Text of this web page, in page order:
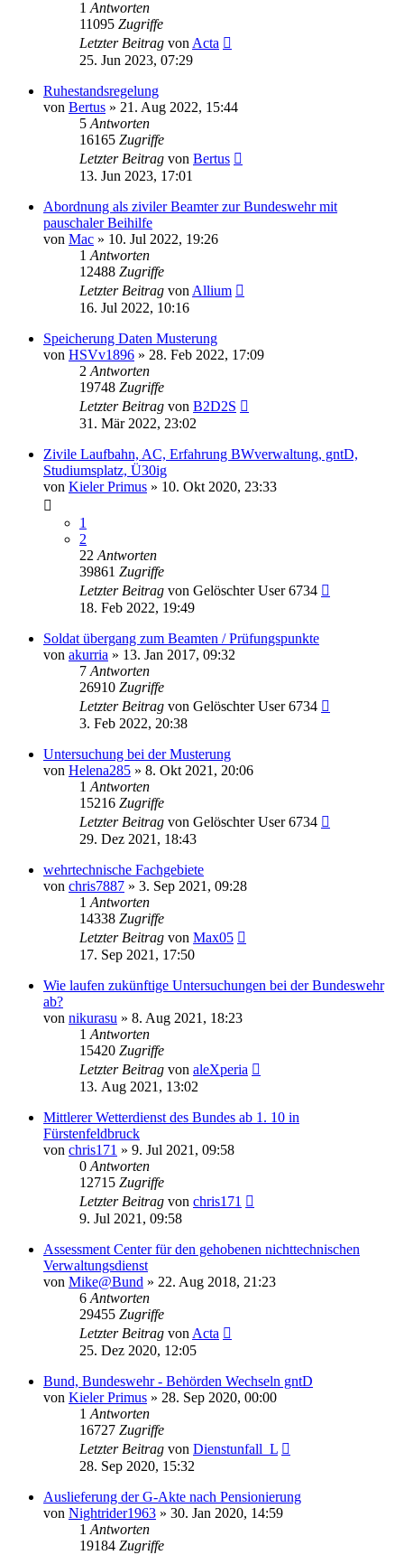
1 Antworten
11095 Zugriffe
Letzter Beitrag von Acta
25. Jun 2023, 07:29
Ruhestandsregelung
von Bertus » 21. Aug 2022, 15:44
5 Antworten
16165 Zugriffe
Letzter Beitrag von Bertus
13. Jun 2023, 17:01
Abordnung als ziviler Beamter zur Bundeswehr mit
pauschaler Beihilfe
von Mac » 10. Jul 2022, 19:26
1 Antworten
12488 Zugriffe
Letzter Beitrag von Allium
16. Jul 2022, 10:16
Speicherung Daten Musterung
von HSVv1896 » 28. Feb 2022, 17:09
2 Antworten
19748 Zugriffe
Letzter Beitrag von B2D2S
31. Mär 2022, 23:02
Zivile Laufbahn, AC, Erfahrung BWverwaltung, gntD,
Studiumsplatz, Ü30ig
von Kieler Primus » 10. Okt 2020, 23:33
1
2
22 Antworten
39861 Zugriffe
Letzter Beitrag von Gelöschter User 6734
18. Feb 2022, 19:49
Soldat übergang zum Beamten / Prüfungspunkte
von akurria » 13. Jan 2017, 09:32
7 Antworten
26910 Zugriffe
Letzter Beitrag von Gelöschter User 6734
3. Feb 2022, 20:38
Untersuchung bei der Musterung
von Helena285 » 8. Okt 2021, 20:06
1 Antworten
15216 Zugriffe
Letzter Beitrag von Gelöschter User 6734
29. Dez 2021, 18:43
wehrtechnische Fachgebiete
von chris7887 » 3. Sep 2021, 09:28
1 Antworten
14338 Zugriffe
Letzter Beitrag von Max05
17. Sep 2021, 17:50
Wie laufen zukünftige Untersuchungen bei der Bundeswehr
ab?
von nikurasu » 8. Aug 2021, 18:23
1 Antworten
15420 Zugriffe
Letzter Beitrag von aleXperia
13. Aug 2021, 13:02
Mittlerer Wetterdienst des Bundes ab 1. 10 in
Fürstenfeldbruck
von chris171 » 9. Jul 2021, 09:58
0 Antworten
12715 Zugriffe
Letzter Beitrag von chris171
9. Jul 2021, 09:58
Assessment Center für den gehobenen nichttechnischen
Verwaltungsdienst
von Mike@Bund » 22. Aug 2018, 21:23
6 Antworten
29455 Zugriffe
Letzter Beitrag von Acta
25. Dez 2020, 12:05
Bund, Bundeswehr - Behörden Wechseln gntD
von Kieler Primus » 28. Sep 2020, 00:00
1 Antworten
16727 Zugriffe
Letzter Beitrag von Dienstunfall_L
28. Sep 2020, 15:32
Auslieferung der G-Akte nach Pensionierung
von Nightrider1963 » 30. Jan 2020, 14:59
1 Antworten
19184 Zugriffe